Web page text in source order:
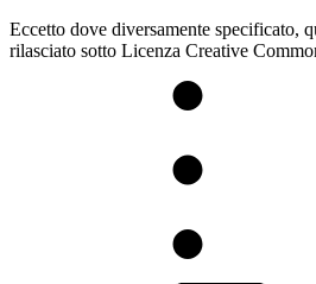
Eccetto dove diversamente specificato,
rilasciato sotto Licenza Creative